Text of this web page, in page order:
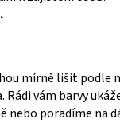
mírně lišit podle
vám barvy
nebo poradíme na